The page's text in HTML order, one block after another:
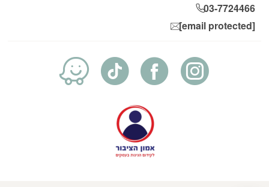
03-7724466
[email protected]